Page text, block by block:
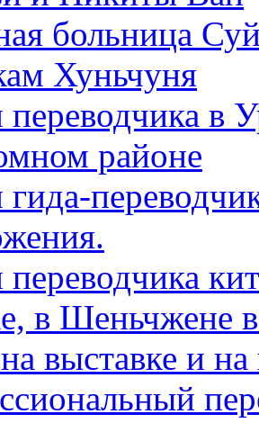
больница
Хуньчуня
переводчика в
районе
гида-
переводчика
в Шеньчжене
выставке и